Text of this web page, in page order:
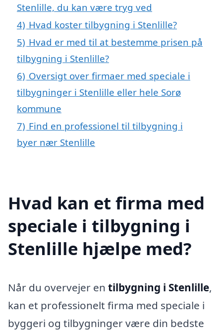
Stenlille, du kan være tryg ved
4) Hvad koster tilbygning i Stenlille?
5) Hvad er med til at bestemme prisen på
tilbygning i Stenlille?
6) Oversigt over firmaer med speciale i
tilbygninger i Stenlille eller hele Sorø
kommune
7) Find en professionel til tilbygning i
byer nær Stenlille
Hvad kan et firma med
speciale i tilbygning i
Stenlille hjælpe med?
Når du overvejer en tilbygning i Stenlille,
kan et professionelt firma med speciale i
byggeri og tilbygninger være din bedste